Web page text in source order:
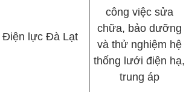
Điện lực Đà Lạt
công việc sửa
chữa, bảo dưỡng
và thử nghiệm hệ
thống lưới điện hạ,
trung áp